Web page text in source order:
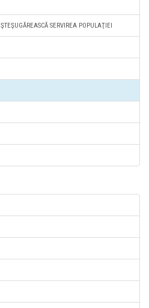
SERVIREA POPULAŢIEI